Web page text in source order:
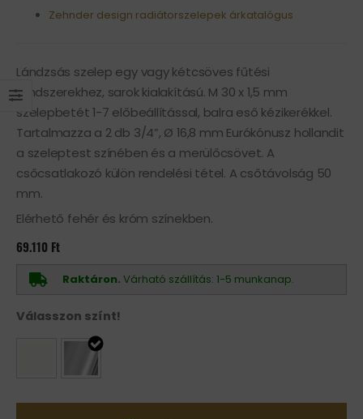
Zehnder design radiátorszelepek árkatalógus
Lándzsás szelep egy vagy kétcsöves fűtési
rendszerekhez, sarok kialakítású. M 30 x 1,5 mm
szelepbetét 1-7 előbeállítással, balra eső kézikerékkel.
Tartalmazza a 2 db 3/4”, Ø 16,8 mm Eurókónusz hollandit
a szeleptest színében és a merülőcsövet. A
csőcsatlakozó külön rendelési tétel. A csőtávolság 50
mm.
Elérhető fehér és króm színekben.
69.110 Ft
Raktáron. Várható szállítás: 1-5 munkanap.
Válasszon színt!